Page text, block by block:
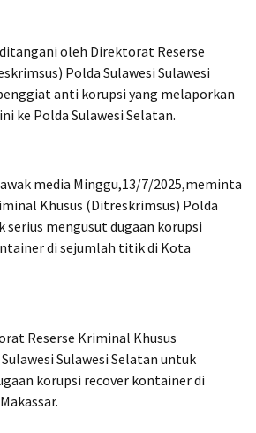
oleh Direktorat Reserse
Polda Sulawesi Sulawesi
anti korupsi yang melaporkan
ke Polda Sulawesi Selatan.
media Minggu,13/7/2025,meminta
Khusus (Ditreskrimsus) Polda
serius mengusut dugaan korupsi
di sejumlah titik di Kota
Reserse Kriminal Khusus
Sulawesi Selatan untuk
korupsi recover kontainer di